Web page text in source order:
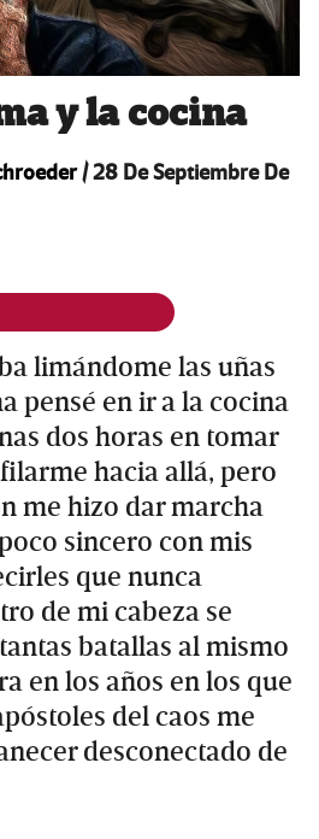
y la cocina
/28 De Septiembre De
limándome las uñas
pensé en ir a la cocina
dos horas en tomar
hacia allá, pero
me hizo dar marcha
sincero con mis
que nunca
de mi cabeza se
batallas al mismo
en los años en los que
del caos me
desconectado de